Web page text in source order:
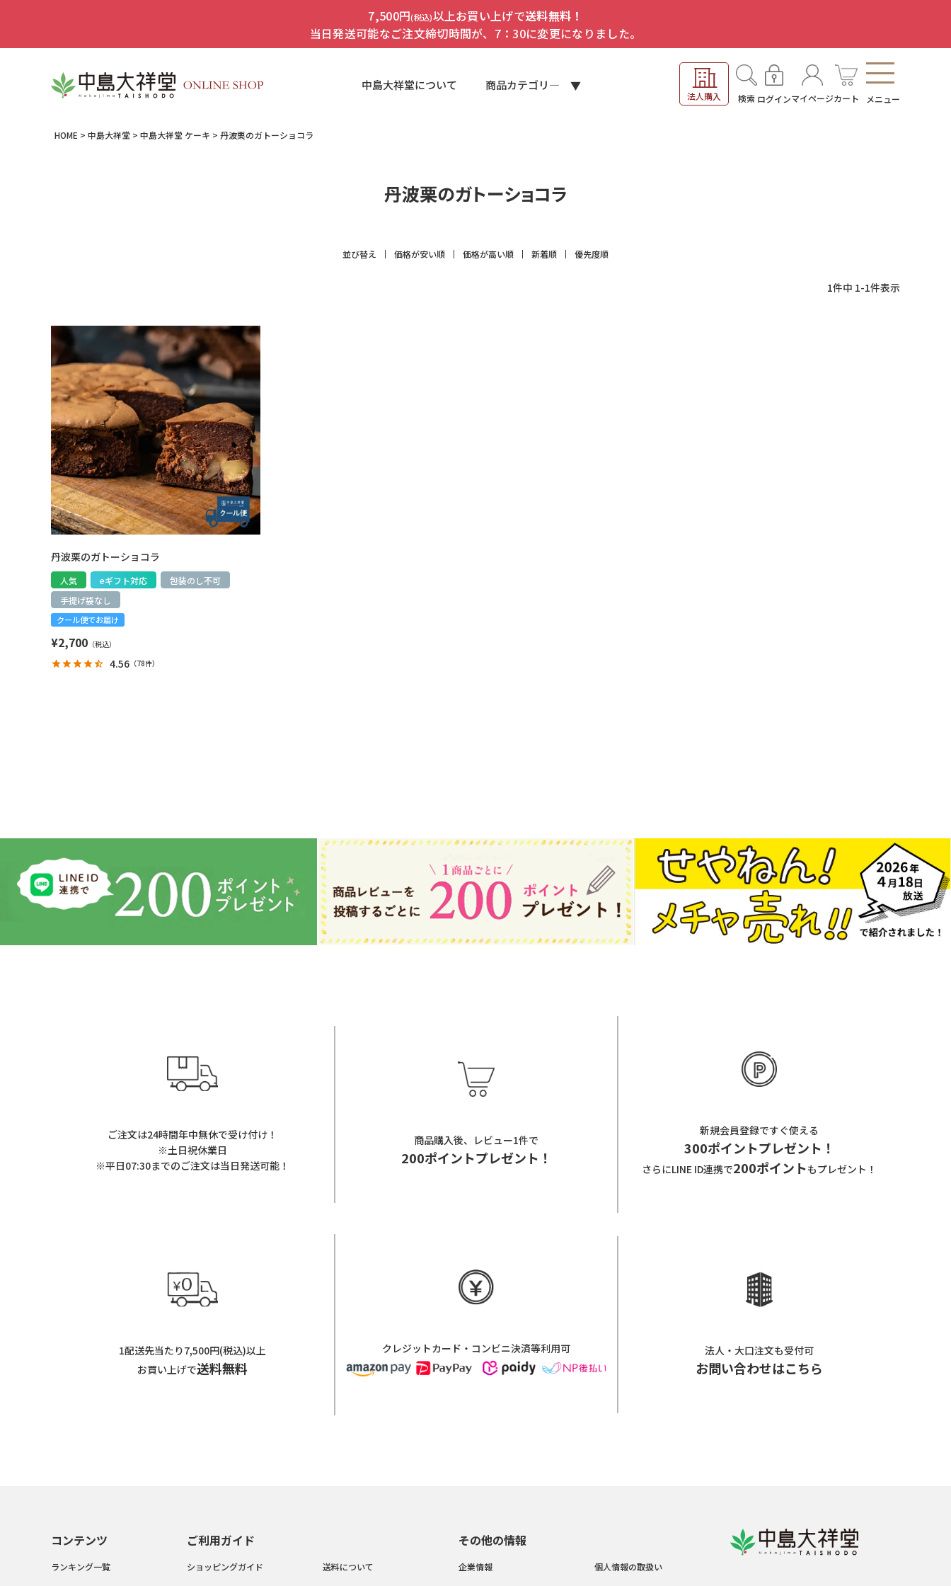
7,500円(税込)以上お買い上げで送料無料！
当日発送可能なご注文締切時間が、7：30に変更になりました。
中島大祥堂について 商品カテゴリ―
法人購入 検索 ログインマイページカート メニュー
HOME 中島大祥堂 中島大祥堂 ケーキ 丹波栗のガトーショコラ
丹波栗のガトーショコラ
並び替え 価格が安い順 価格が高い順 新着順 優先度順
1件中 1-1件表示
丹波栗のガトーショコラ
人気 eギフト対応
包装のし不可
手提げ袋なし
クール便でお届け
¥2,700
4.56 （78件）
ご注文は24時間年中無休で受け付け！
※土日祝休業日
※平日07:30までのご注文は当日発送可能！
商品購入後、レビュー1件で
200ポイントプレゼント！
新規会員登録ですぐ使える
300ポイントプレゼント！
さらにLINE ID連携で200ポイントもプレゼント！
1配送先当たり7,500円(税込)以上
お買い上げで送料無料
クレジットカード・コンビニ決済等利用可 法人・大口注文も受付可
お問い合わせはこちら
コンテンツ
ランキング一覧
ご利用ガイド
ショッピングガイド
送料について
その他の情報
企業情報
個人情報の取扱い